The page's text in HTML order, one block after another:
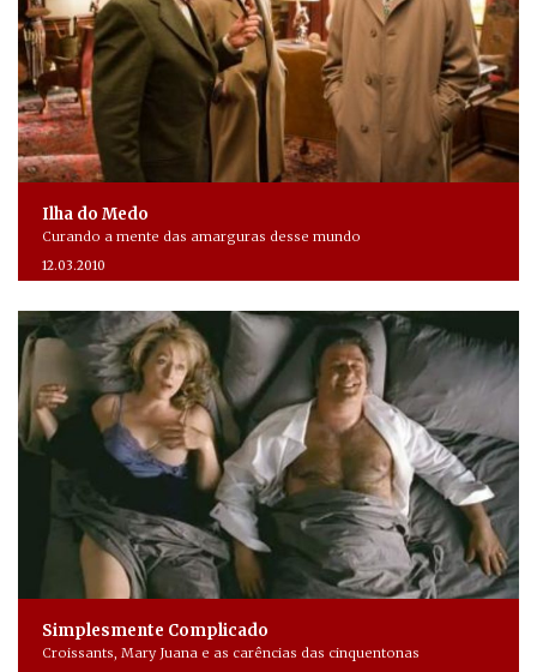
Ilha do Medo
Curando a mente das amarguras desse mundo
12.03.2010
Simplesmente Complicado
Croissants, Mary Juana e as carências das cinquentonas